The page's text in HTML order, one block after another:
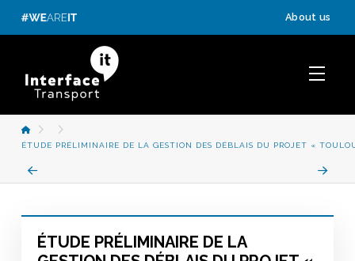
About us
ACCUEIL
ÉTUDE PRÉLIMINAIRE DE LA GESTION DES DÉBLAIS DU PROJET «
Prev Next
ÉTUDE PRÉLIMINAIRE DE LA